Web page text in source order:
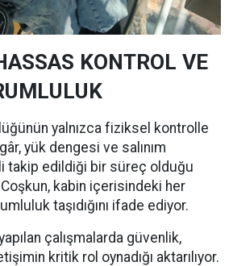
KONTROL VE
yalnızca fiziksel kontrolle
yük dengesi ve salınım
takip edildiği bir süreç olduğu
kabin içerisindeki her
taşıdığını ifade ediyor.
çalışmalarda güvenlik,
kritik rol oynadığı aktarılıyor.